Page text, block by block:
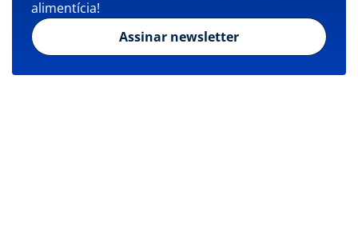
alimentícia!
Assinar newsletter